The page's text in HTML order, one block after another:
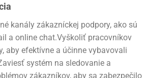
kanály zákazníckej podpory, ako sú
a online chat.Vyškoliť pracovníkov
aby efektívne a účinne vybavovali
systém na sledovanie a
zákazníkov, aby sa zabezpečilo